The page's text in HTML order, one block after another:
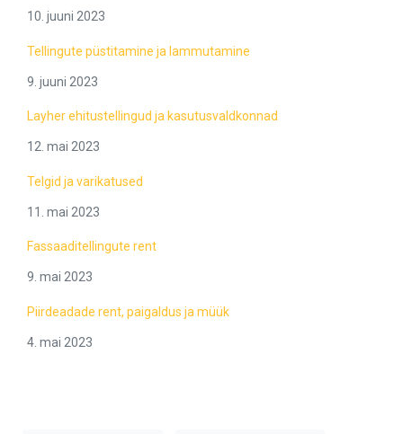
10. juuni 2023
Tellingute püstitamine ja lammutamine
9. juuni 2023
Layher ehitustellingud ja kasutusvaldkonnad
12. mai 2023
Telgid ja varikatused
11. mai 2023
Fassaaditellingute rent
9. mai 2023
Piirdeadade rent, paigaldus ja müük
4. mai 2023